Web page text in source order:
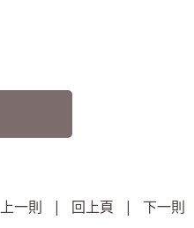
上一則 | 回上頁 | 下一則